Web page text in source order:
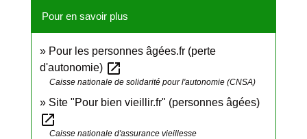
Pour en savoir plus
Pour les personnes âgées.fr (perte
d'autonomie) open_in_new
Caisse nationale de solidarité pour l'autonomie (CNSA)
Site "Pour bien vieillir.fr" (personnes âgées)
open_in_new
Caisse nationale d'assurance vieillesse